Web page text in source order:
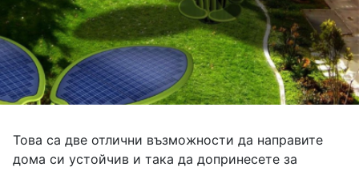
Това са две отлични възможности да направите
дома си устойчив и така да допринесете за